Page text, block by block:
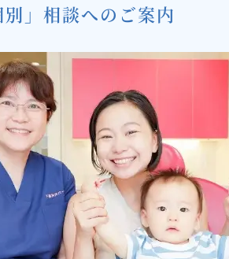
」相談へのご案内